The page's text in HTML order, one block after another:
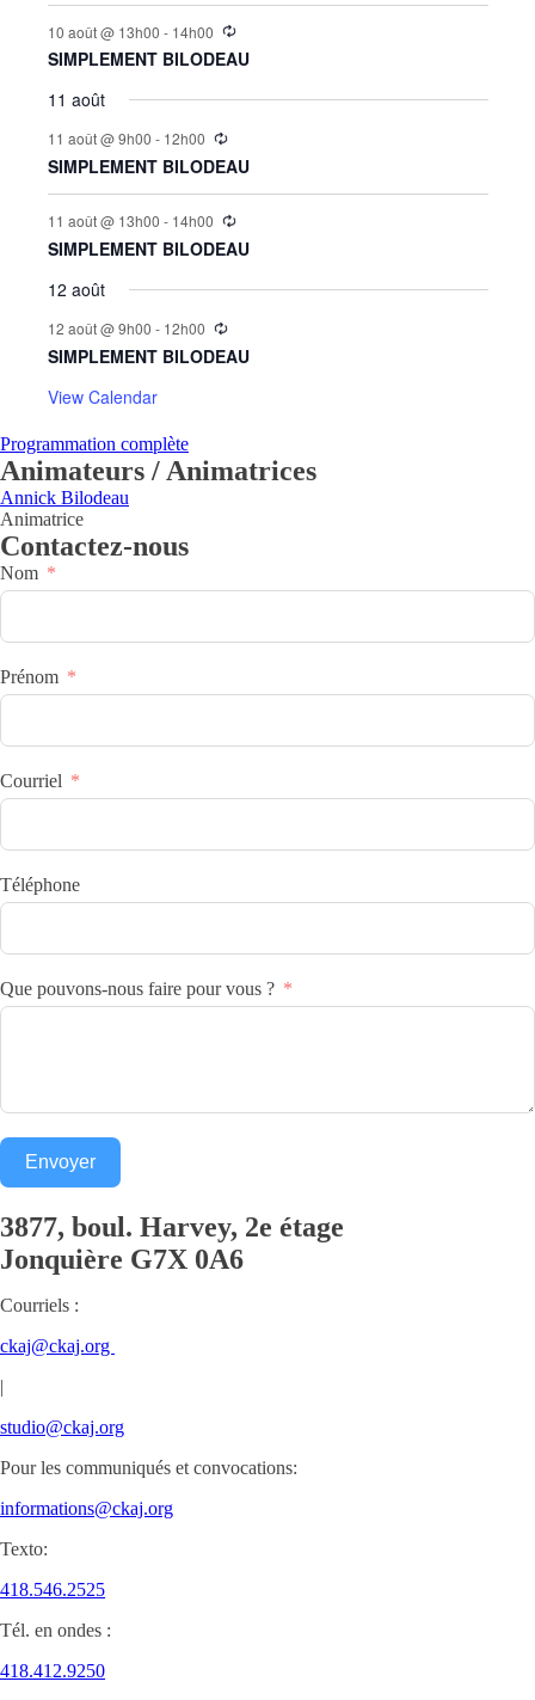
10 août @ 13h00 - 14h00
SIMPLEMENT BILODEAU
11 août
11 août @ 9h00 - 12h00
SIMPLEMENT BILODEAU
11 août @ 13h00 - 14h00
SIMPLEMENT BILODEAU
12 août
12 août @ 9h00 - 12h00
SIMPLEMENT BILODEAU
View Calendar
Programmation complète
Animateurs / Animatrices
Annick Bilodeau
Animatrice
Contactez-nous
Nom
Prénom
Courriel
Téléphone
Que pouvons-nous faire pour vous ?
Envoyer
3877, boul. Harvey, 2e étage
Jonquière G7X 0A6
Courriels :
ckaj@ckaj.org
|
studio@ckaj.org
Pour les communiqués et convocations:
informations@ckaj.org
Texto:
418.546.2525
Tél. en ondes :
418.412.9250